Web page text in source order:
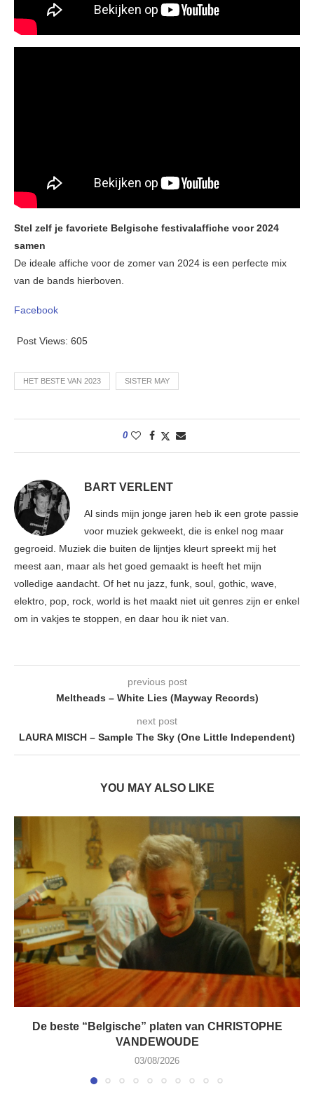
Stel zelf je favoriete Belgische festivalaffiche voor 2024
samen
De ideale affiche voor de zomer van 2024 is een perfecte mix
van de bands hierboven.
Facebook
Post Views: 605
HET BESTE VAN 2023 SISTER MAY
0
BART VERLENT
Al sinds mijn jonge jaren heb ik een grote passie
voor muziek gekweekt, die is enkel nog maar
gegroeid. Muziek die buiten de lijntjes kleurt spreekt mij het
meest aan, maar als het goed gemaakt is heeft het mijn
volledige aandacht. Of het nu jazz, funk, soul, gothic, wave,
elektro, pop, rock, world is het maakt niet uit genres zijn er enkel
om in vakjes te stoppen, en daar hou ik niet van.
previous post
Meltheads – White Lies (Mayway Records)
next post
LAURA MISCH – Sample The Sky (One Little Independent)
YOU MAY ALSO LIKE
De beste “Belgische” platen van CHRISTOPHE
VANDEWOUDE
03/08/2026